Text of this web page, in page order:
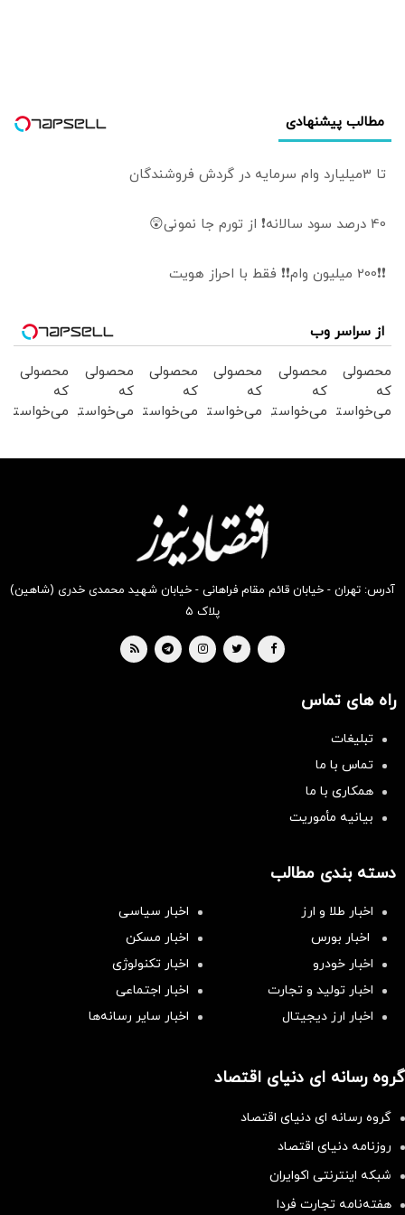
هستند
مطالب پیشنهادی
تا 3میلیارد وام سرمایه در گردش فروشندگان
40 درصد سود سالانه❗ از تورم جا نمونی😲
❗❗200 میلیون وام❗❗ فقط با احراز هویت
از سراسر وب
محصولی
که
می‌خواستی
محصولی
که
می‌خواستی
محصولی
که
می‌خواستی
بخر !
محصولی
که
می‌خواستی
بخر !
محصولی
که
می‌خواستی
محصولی
که
می‌خواستی
آدرس: تهران - خیابان قائم مقام فراهانی - خیابان شهید محمدی خدری (شاهین)
پلاک ۵
راه های تماس
تبلیغات
تماس با ما
همکاری با ما
بیانیه مأموریت
دسته بندی مطالب
اخبار طلا و ارز
اخبار سیاسی
اخبار بورس
اخبار مسکن
اخبار خودرو
اخبار تکنولوژی
اخبار تولید و تجارت
اخبار اجتماعی
اخبار ارز دیجیتال
اخبار سایر رسانه‌‌ها
گروه رسانه ای دنیای اقتصاد
گروه رسانه ای دنیای اقتصاد
روزنامه دنیای اقتصاد
شبکه اینترنتی اکوایران
هفته‌نامه تجارت فردا